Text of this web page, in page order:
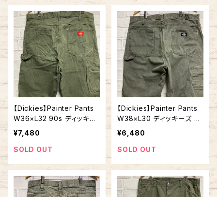
メリカ 古着
【Dickies】Painter Pants
W36×L32 90s ディッキー
ズ ペインターパンツ ワーク
パンツ グリーン カーキ オリ
ーブ ダック地 ゆるだぼ ビ
イズ アメリカ 古着
¥7,480
SOLD OUT
【Dickies】Painter Pants
W38×L30 ディッキーズ ペ
インターパンツ ワークパン
ツ グリーン カーキ オリーブ
ダック地 ゆるだぼ ビッグシ
メリカ 古着
¥6,480
SOLD OUT